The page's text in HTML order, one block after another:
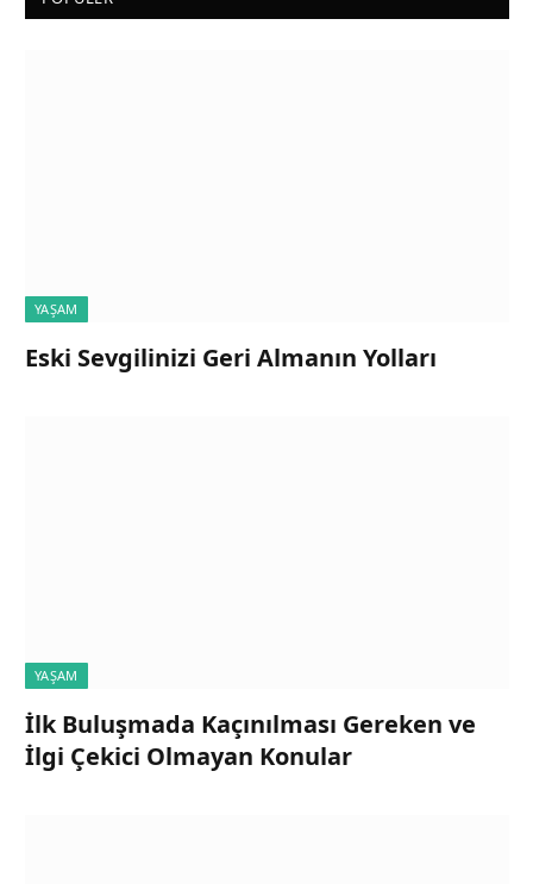
YAŞAM
Eski Sevgilinizi Geri Almanın Yolları
YAŞAM
İlk Buluşmada Kaçınılması Gereken ve
İlgi Çekici Olmayan Konular